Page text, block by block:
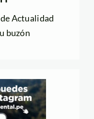
Actualidad
buzón